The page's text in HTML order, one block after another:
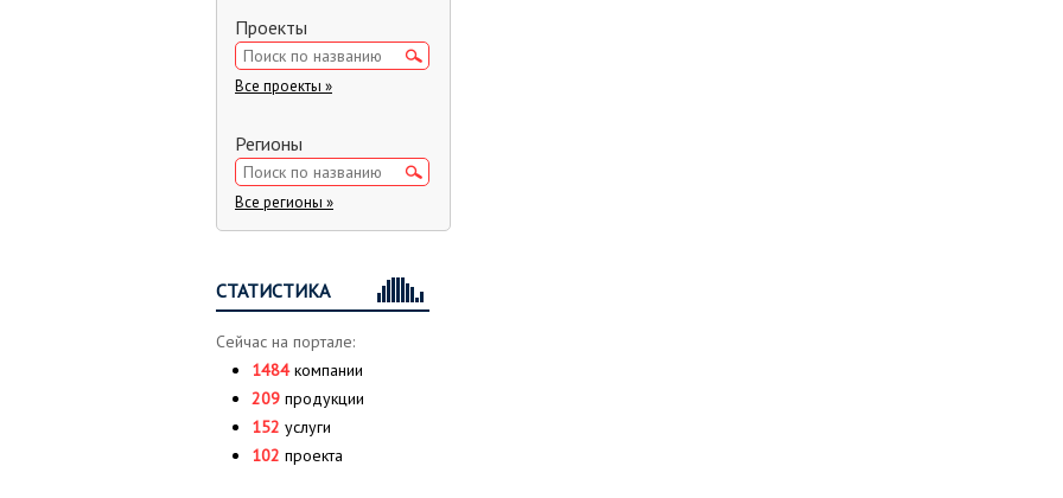
Проекты
Все проекты »
Регионы
Все регионы »
СТАТИСТИКА
Сейчас на портале:
1484компании
209 продукции
152 услуги
102 проекта